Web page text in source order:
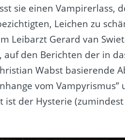
sie einen Vampirerlass,
Leichen zu
Leibarzt Gerard van
den Berichten der in
Wabst basierende
vom
ist der Hysterie